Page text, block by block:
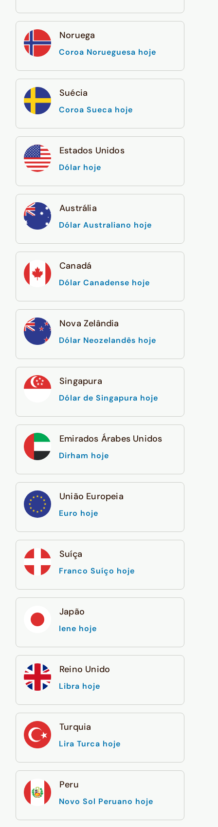
Noruega
Coroa Norueguesa hoje
Suécia
Coroa Sueca hoje
Estados Unidos
Dólar hoje
Austrália
Dólar Australiano hoje
Canadá
Dólar Canadense hoje
Nova Zelândia
Dólar Neozelandês hoje
Singapura
Dólar de Singapura hoje
Emirados Árabes Unidos
Dirham hoje
União Europeia
Euro hoje
Suíça
Franco Suíço hoje
Japão
Iene hoje
Reino Unido
Libra hoje
Turquia
Lira Turca hoje
Peru
Novo Sol Peruano hoje